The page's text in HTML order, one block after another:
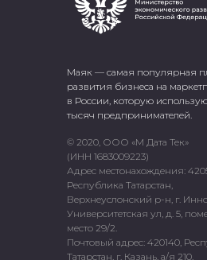
Маяк — самая популярная
развития бизнеса на
в России, которую
тысяч предпринимателей.
© 2020, ООО «М Дата Тек»
(ИНН 1683009223)
Адрес местонахождения:
Республика Татарстан,
Верхнеуслонский р-н, г.
Университетская ул, д. 5,
место 29/2.
Почтовый адрес: 420140,
Татарстан, г. Казань, а/я 210.